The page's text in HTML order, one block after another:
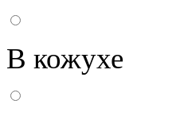
В кожухе